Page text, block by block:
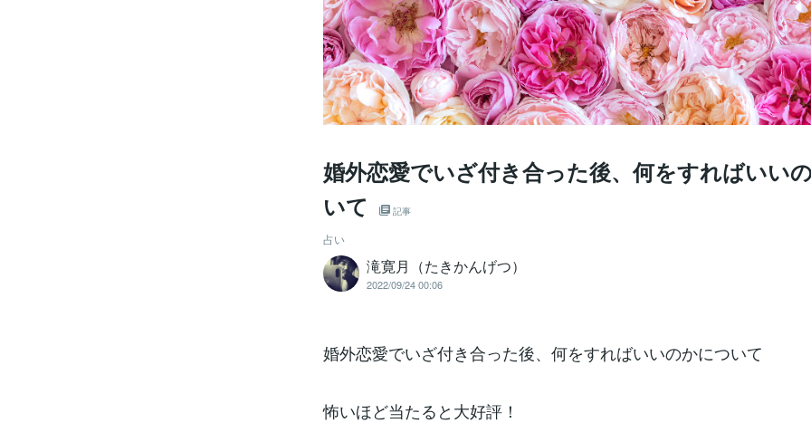
婚外恋愛でいざ付き合った後、何をすればいい
いて
記事
占い
滝寛月（たきかんげつ）
2022/09/24 00:06
婚外恋愛でいざ付き合った後、何をすればいいのかについて
怖いほど当たると大好評！